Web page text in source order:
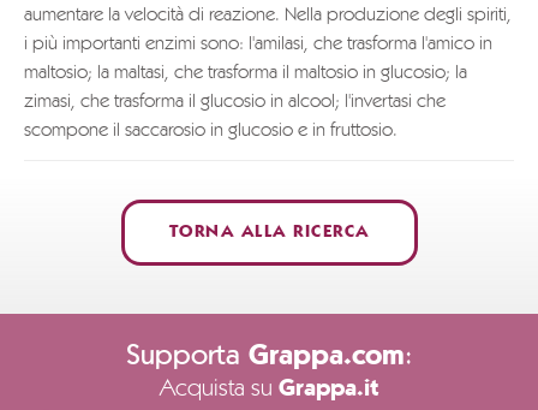
aumentare la velocità di reazione. Nella produzione degli spiriti,
i più importanti enzimi sono: l'amilasi, che trasforma l'amico in
maltosio; la maltasi, che trasforma il maltosio in glucosio; la
zimasi, che trasforma il glucosio in alcool; l'invertasi che
scompone il saccarosio in glucosio e in fruttosio.
TORNA ALLA RICERCA
Supporta Grappa.com:
Acquista su Grappa.it